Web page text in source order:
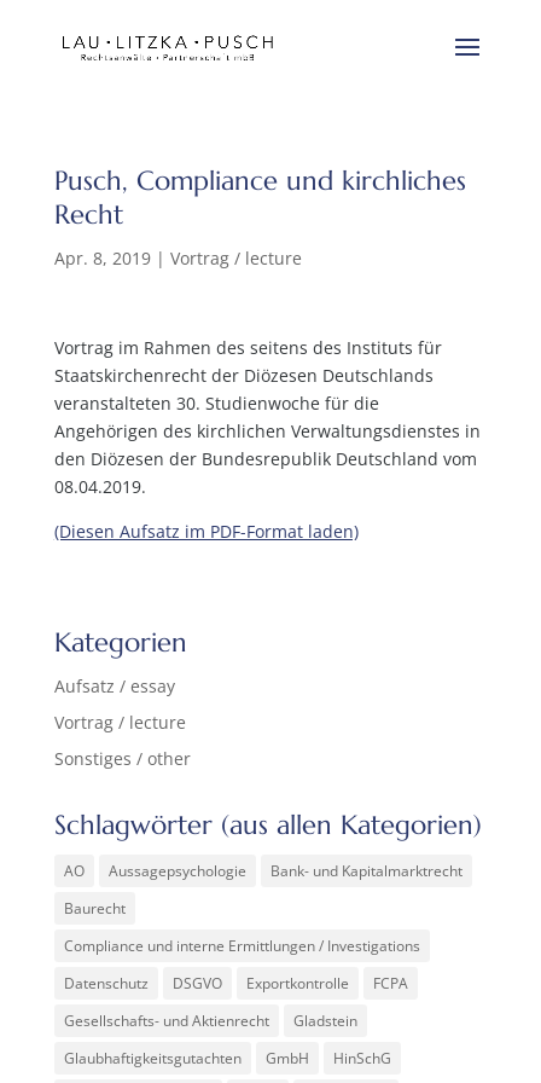
Pusch, Compliance und kirchliches
Recht
Apr. 8, 2019| Vortrag / lecture
Vortrag im Rahmen des seitens des Instituts für
Staatskirchenrecht der Diözesen Deutschlands
veranstalteten 30. Studienwoche für die
Angehörigen des kirchlichen Verwaltungsdienstes in
den Diözesen der Bundesrepublik Deutschland vom
08.04.2019.
(Diesen Aufsatz im PDF-Format laden)
Kategorien
Aufsatz / essay
Vortrag / lecture
Sonstiges / other
Schlagwörter (aus allen Kategorien)
AO Aussagepsychologie
Bank- und Kapitalmarktrecht
Baurecht
Compliance und interne Ermittlungen / Investigations
Datenschutz
DSGVO Exportkontrolle
FCPA
Gesellschafts- und Aktienrecht
Gladstein
Glaubhaftigkeitsgutachten
GmbH HinSchG